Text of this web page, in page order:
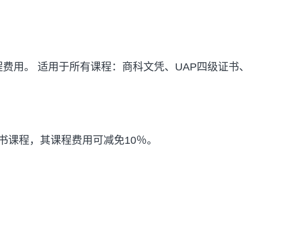
用。 适用于所有课程：商科文凭、UAP四级证书、
程，其课程费用可减免10％。